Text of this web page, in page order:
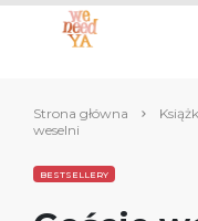
Strona główna
weselni
BESTSELLERY